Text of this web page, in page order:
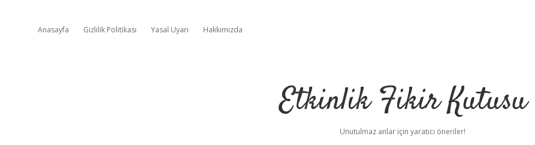
Anasayfa Gizlilik Politikası Yasal Uyarı Hakkımızda
Etkinlik Fikir Kutusu
Unutulmaz anlar için yaratıcı öneriler!